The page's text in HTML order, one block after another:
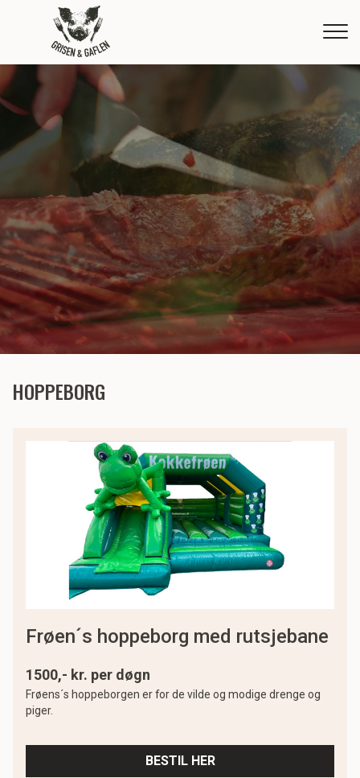
hovedindhold
HOPPEBORG
frøen´s hoppeborg med rutsjebane
1500,- kr. per døgn
Frøens´s hoppeborgen er for de vilde og modige drenge og
piger.
BESTIL HER